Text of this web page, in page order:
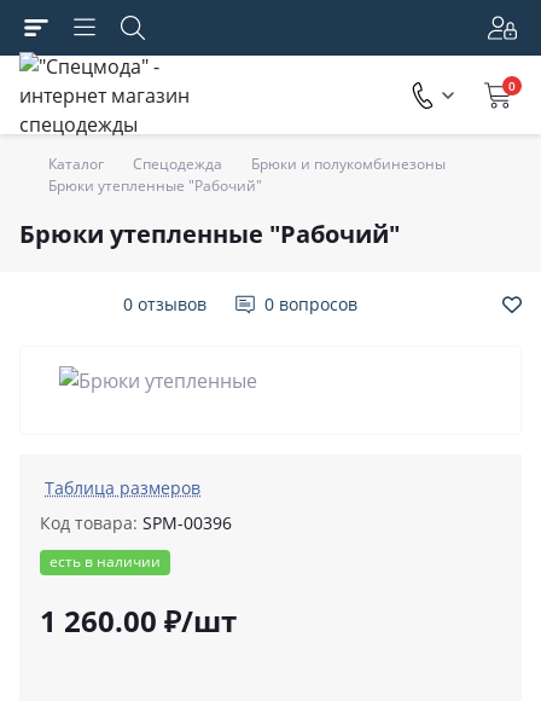
0
Каталог Спецодежда
Брюки и полукомбинезоны
Брюки утепленные "Рабочий"
Брюки утепленные "Рабочий"
0 отзывов 0 вопросов
Таблица размеров
Код товара: SPM-00396
есть в наличии
1 260.00 ₽/шт